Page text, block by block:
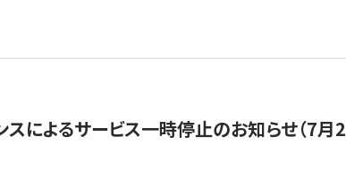
スによるサービス一時停止のお知らせ（7